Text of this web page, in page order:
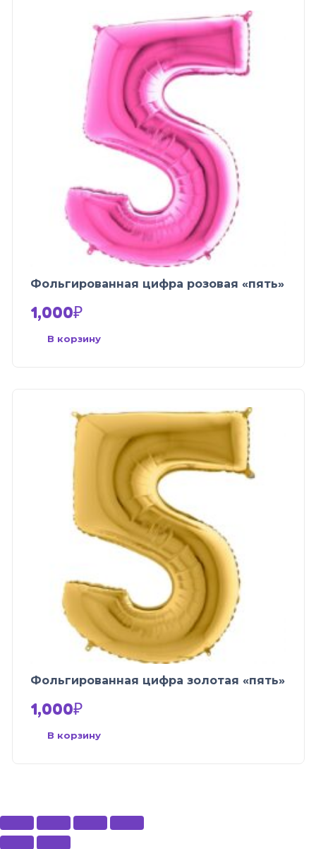
Фольгированная цифра розовая «пять»
1,000₽
В корзину
Фольгированная цифра золотая «пять»
1,000₽
В корзину